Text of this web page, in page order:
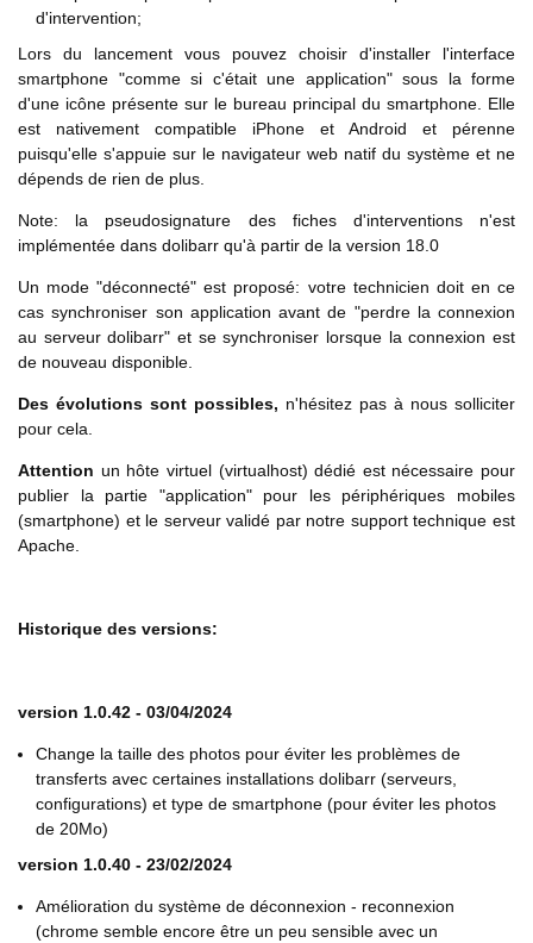
d'intervention;
Lors du lancement vous pouvez choisir d'installer l'interface
smartphone "comme si c'était une application" sous la forme
d'une icône présente sur le bureau principal du smartphone. Elle
est nativement compatible iPhone et Android et pérenne
puisqu'elle s'appuie sur le navigateur web natif du système et ne
dépends de rien de plus.
Note: la pseudosignature des fiches d'interventions n'est
implémentée dans dolibarr qu'à partir de la version 18.0
Un mode "déconnecté" est proposé: votre technicien doit en ce
cas synchroniser son application avant de "perdre la connexion
au serveur dolibarr" et se synchroniser lorsque la connexion est
de nouveau disponible.
Des évolutions sont possibles, n'hésitez pas à nous solliciter
pour cela.
Attention un hôte virtuel (virtualhost) dédié est nécessaire pour
publier la partie "application" pour les périphériques mobiles
(smartphone) et le serveur validé par notre support technique est
Apache.
Historique des versions:
version 1.0.42 - 03/04/2024
Change la taille des photos pour éviter les problèmes de
transferts avec certaines installations dolibarr (serveurs,
configurations) et type de smartphone (pour éviter les photos
de 20Mo)
version 1.0.40 - 23/02/2024
Amélioration du système de déconnexion - reconnexion
(chrome semble encore être un peu sensible avec un